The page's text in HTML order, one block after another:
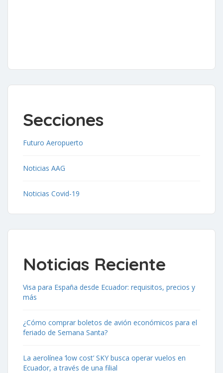
Secciones
Futuro Aeropuerto
Noticias AAG
Noticias Covid-19
Noticias Reciente
Visa para España desde Ecuador: requisitos, precios y
más
¿Cómo comprar boletos de avión económicos para el
feriado de Semana Santa?
La aerolínea ‘low cost’ SKY busca operar vuelos en
Ecuador, a través de una filial